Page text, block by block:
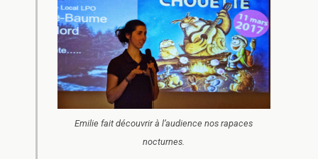
Emilie fait découvrir à l’audience nos rapaces
nocturnes.